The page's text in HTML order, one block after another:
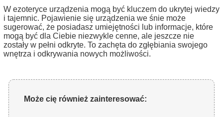
W ezoteryce urządzenia mogą być kluczem do ukrytej wiedzy
i tajemnic. Pojawienie się urządzenia we śnie może
sugerować, że posiadasz umiejętności lub informacje, które
mogą być dla Ciebie niezwykle cenne, ale jeszcze nie
zostały w pełni odkryte. To zachęta do zgłębiania swojego
wnętrza i odkrywania nowych możliwości.
Może cię również zainteresować: